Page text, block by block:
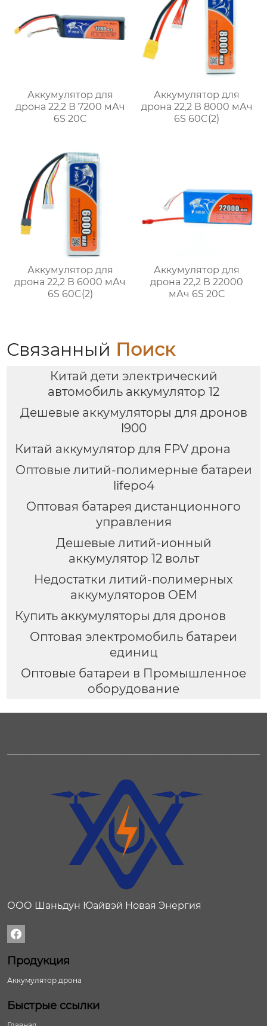
Аккумулятор для
дрона 22,2 В 7200 мАч
6S 20C
Аккумулятор для
дрона 22,2 В 8000 мАч
6S 60C(2)
Аккумулятор для
дрона 22,2 В 6000 мАч
6S 60C(2)
Аккумулятор для
дрона 22,2 В 22000
мАч 6S 20C
Связанный Поиск
Китай дети электрический
автомобиль аккумулятор 12
Дешевые аккумуляторы для дронов
l900
Китай аккумулятор для FPV дрона
Оптовые литий-полимерные батареи
lifepo4
Оптовая батарея дистанционного
управления
Дешевые литий-ионный
аккумулятор 12 вольт
Недостатки литий-полимерных
аккумуляторов OEM
Купить аккумуляторы для дронов
Оптовая электромобиль батареи
единиц
Оптовые батареи в Промышленное
оборудование
ООО Шаньдун Юайвэй Новая Энергия

Продукция
Аккумулятор дрона
Быстрые ссылки